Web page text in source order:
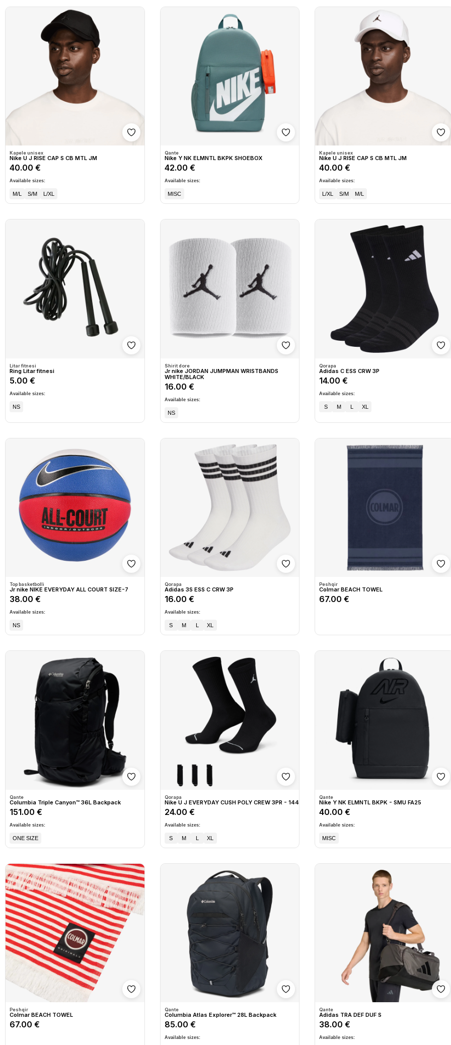
Shto në wishlist
Kapele unisex
Nike U J RISE CAP S CB MTL JM
40.00 €
Available sizes:
M/L S/M L/XL
Shto në wishlist
Qante
Nike Y NK ELMNTL BKPK SHOEBOX
42.00 €
Available sizes:
MISC
Kapele unisex
Nike U J RISE CAP S CB MTL JM
40.00 €
Available sizes:
L/XL S/M M/L
Shto në wishlist
Litar fitnesi
Ring Litar fitnesi
5.00 €
Available sizes:
NS
Shto në wishlist
Shirit dore
Jr nike JORDAN JUMPMAN WRISTBANDS
WHITE/BLACK
16.00 €
Available sizes:
NS
Qorapa
Adidas C ESS CRW 3P
14.00 €
Available sizes:
S M L XL
Shto në wishlist
Top basketbolli
Jr nike NIKE EVERYDAY ALL COURT SIZE-7
38.00 €
Available sizes:
NS
Shto në wishlist
Qorapa
Adidas 3S ESS C CRW 3P
16.00 €
Available sizes:
S M L XL
Peshqir
Colmar BEACH TOWEL
67.00 €
Shto në wishlist
Qante
Columbia Triple Canyon™ 36L Backpack
151.00 €
Available sizes:
ONE SIZE
Shto në wishlist
Qorapa
Nike U J EVERYDAY CUSH POLY CREW 3PR - 144
24.00 €
Available sizes:
S M L XL
Qante
Nike Y NK ELMNTL BKPK - SMU FA25
40.00 €
Available sizes:
MISC
Shto në wishlist
Peshqir
Colmar BEACH TOWEL
67.00 €
Shto në wishlist
Qante
Columbia Atlas Explorer™ 28L Backpack
85.00 €
Available sizes:
Qante
Adidas TRA DEF DUF S
38.00 €
Available sizes: